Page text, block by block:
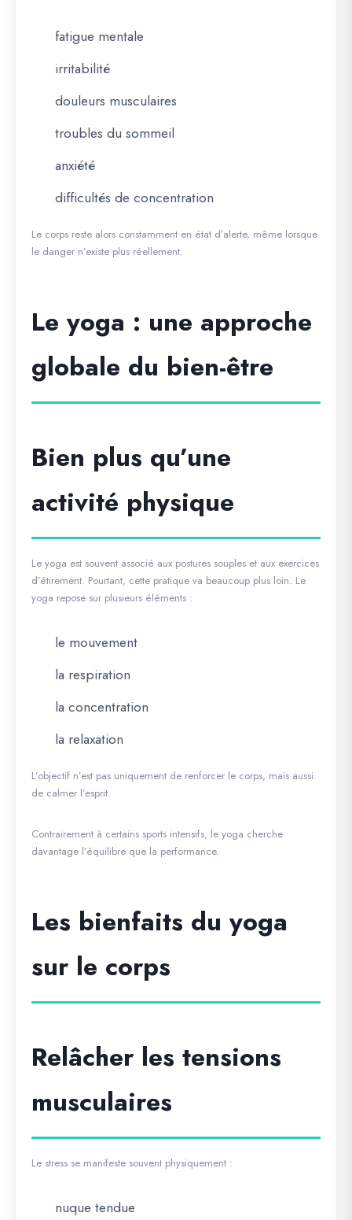
fatigue mentale
irritabilité
douleurs musculaires
troubles du sommeil
anxiété
difficultés de concentration
Le corps reste alors constamment en état d’alerte, même lorsque
le danger n’existe plus réellement.
Le yoga : une approche
globale du bien-être
Bien plus qu’une
activité physique
Le yoga est souvent associé aux postures souples et aux exercices
d’étirement. Pourtant, cette pratique va beaucoup plus loin. Le
yoga repose sur plusieurs éléments :
le mouvement
la respiration
la concentration
la relaxation
L’objectif n’est pas uniquement de renforcer le corps, mais aussi
de calmer l’esprit.
Contrairement à certains sports intensifs, le yoga cherche
davantage l’équilibre que la performance.
Les bienfaits du yoga
sur le corps
Relâcher les tensions
musculaires
Le stress se manifeste souvent physiquement :
nuque tendue